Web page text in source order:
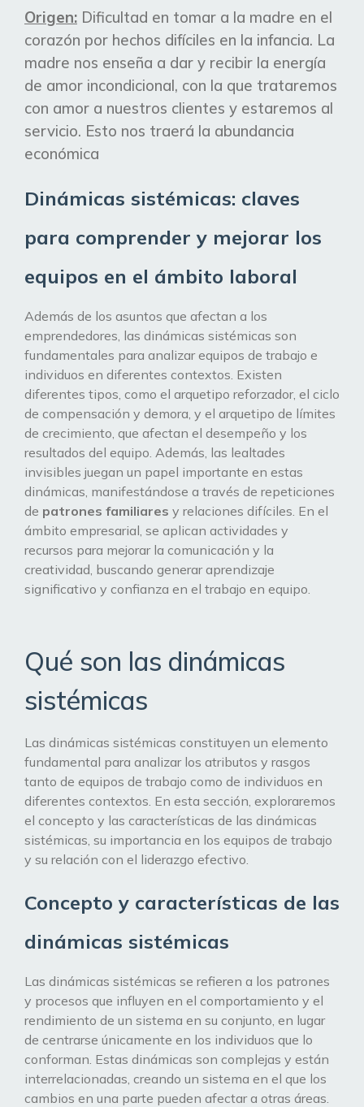
Origen: Dificultad en tomar a la madre en el
corazón por hechos difíciles en la infancia. La
madre nos enseña a dar y recibir la energía
de amor incondicional, con la que trataremos
con amor a nuestros clientes y estaremos al
servicio. Esto nos traerá la abundancia
económica
Dinámicas sistémicas: claves
para comprender y mejorar los
equipos en el ámbito laboral
Además de los asuntos que afectan a los
emprendedores, las dinámicas sistémicas son
fundamentales para analizar equipos de trabajo e
individuos en diferentes contextos. Existen
diferentes tipos, como el arquetipo reforzador, el ciclo
de compensación y demora, y el arquetipo de límites
de crecimiento, que afectan el desempeño y los
resultados del equipo. Además, las lealtades
invisibles juegan un papel importante en estas
dinámicas, manifestándose a través de repeticiones
de patrones familiares y relaciones difíciles. En el
ámbito empresarial, se aplican actividades y
recursos para mejorar la comunicación y la
creatividad, buscando generar aprendizaje
significativo y confianza en el trabajo en equipo.
Qué son las dinámicas
sistémicas
Las dinámicas sistémicas constituyen un elemento
fundamental para analizar los atributos y rasgos
tanto de equipos de trabajo como de individuos en
diferentes contextos. En esta sección, exploraremos
el concepto y las características de las dinámicas
sistémicas, su importancia en los equipos de trabajo
y su relación con el liderazgo efectivo.
Concepto y características de las
dinámicas sistémicas
Las dinámicas sistémicas se refieren a los patrones
y procesos que influyen en el comportamiento y el
rendimiento de un sistema en su conjunto, en lugar
de centrarse únicamente en los individuos que lo
conforman. Estas dinámicas son complejas y están
interrelacionadas, creando un sistema en el que los
cambios en una parte pueden afectar a otras áreas.